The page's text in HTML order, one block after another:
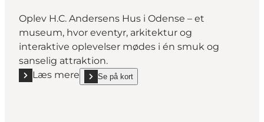
Oplev H.C. Andersens Hus i Odense – et
museum, hvor eventyr, arkitektur og
interaktive oplevelser mødes i én smuk og
sanselig attraktion.
Læs mere
Læs mere "H.C. Andersens Hus"
Se på kort
show H.C. Andersens Hus on_map